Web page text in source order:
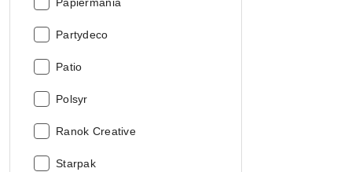
Producent:
Partydeco
Producent:
Patio
Producent:
Polsyr
Producent:
Ranok Creative
Producent:
Starpak